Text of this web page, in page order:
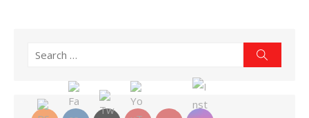
Search